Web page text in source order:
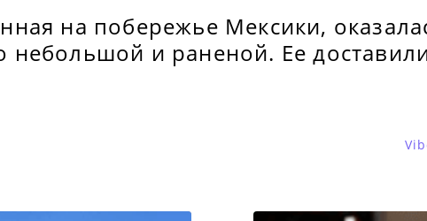
на побережье Мексики,
небольшой и раненой. Ее